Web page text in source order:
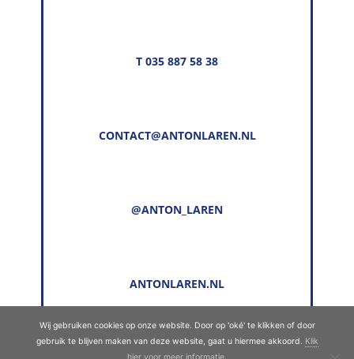
T 035 887 58 38
CONTACT@ANTONLAREN.NL
@ANTON_LAREN
ANTONLAREN.NL
© Copyright 2022 - 2026Anton Laren· Alle
Wij gebruiken cookies op onze website. Door op 'oké' te klikken of door
gebruik te blijven maken van deze website, gaat u hiermee akkoord. Klik